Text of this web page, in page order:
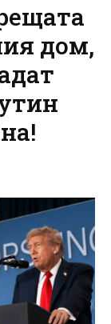
дом,